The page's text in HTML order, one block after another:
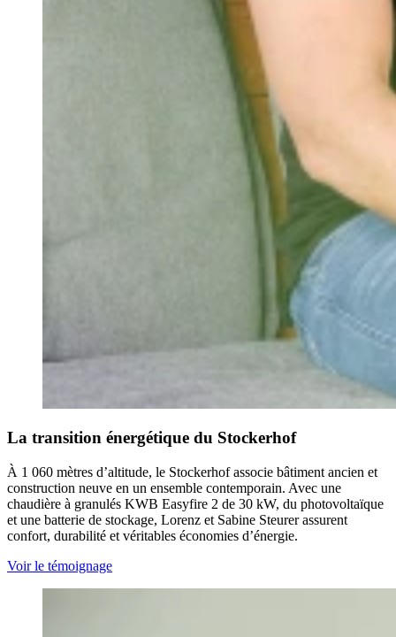
La transition énergétique du Stockerhof
À 1 060 mètres d’altitude, le Stockerhof associe bâtiment ancien et
construction neuve en un ensemble contemporain. Avec une
chaudière à granulés KWB Easyfire 2 de 30 kW, du photovoltaïque
et une batterie de stockage, Lorenz et Sabine Steurer assurent
confort, durabilité et véritables économies d’énergie.
Voir le témoignage